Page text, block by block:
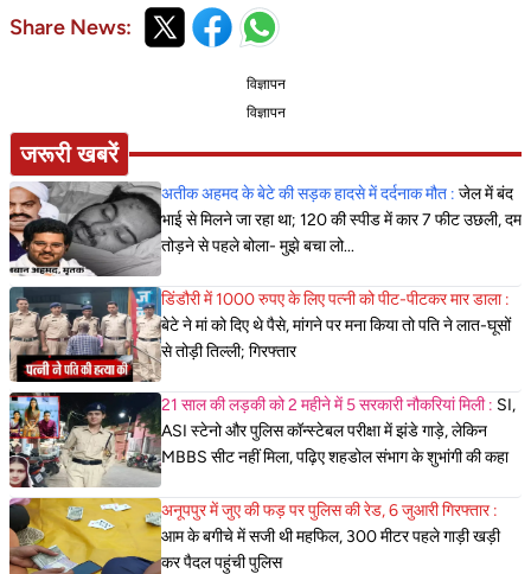
Share News:
विज्ञापन
विज्ञापन
जरूरी खबरें
अतीक अहमद के बेटे की सड़क हादसे में दर्दनाक मौत : जेल में बंद
भाई से मिलने जा रहा था; 120 की स्पीड में कार 7 फीट उछली, दम
तोड़ने से पहले बोला- मुझे बचा लो...
डिंडौरी में 1000 रुपए के लिए पत्नी को पीट-पीटकर मार डाला :
बेटे ने मां को दिए थे पैसे, मांगने पर मना किया तो पति ने लात-घूसों
से तोड़ी तिल्ली; गिरफ्तार
21 साल की लड़की को 2 महीने में 5 सरकारी नौकरियां मिली : SI,
ASI स्टेनो और पुलिस कॉन्स्टेबल परीक्षा में झंडे गाड़े, लेकिन
MBBS सीट नहीं मिला, पढ़िए शहडोल संभाग के शुभांगी की कहा
अनूपपुर में जुए की फड़ पर पुलिस की रेड, 6 जुआरी गिरफ्तार :
आम के बगीचे में सजी थी महफिल, 300 मीटर पहले गाड़ी खड़ी
कर पैदल पहुंची पुलिस